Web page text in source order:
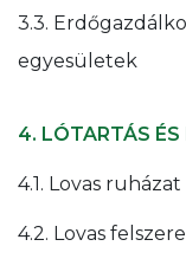
3.3.
egyesületek
4. LÓTARTÁS
4.1. Lovas ruházat
4.2. Lovas